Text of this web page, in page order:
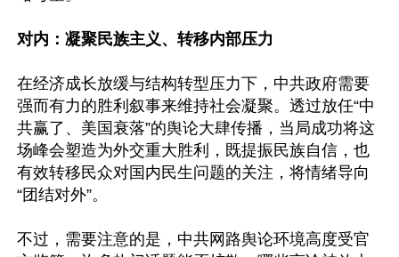
对内：凝聚民族主义、转移内部压力
在经济成长放缓与结构转型压力下，中共政府需要
强而有力的胜利叙事来维持社会凝聚。透过放任“中
共赢了、美国衰落”的舆论大肆传播，当局成功将这
场峰会塑造为外交重大胜利，既提振民族自信，也
有效转移民众对国内民生问题的关注，将情绪导向
“团结对外”。
不过，需要注意的是，中共网路舆论环境高度受官